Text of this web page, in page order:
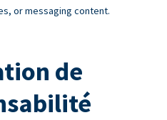
or messaging content.
de